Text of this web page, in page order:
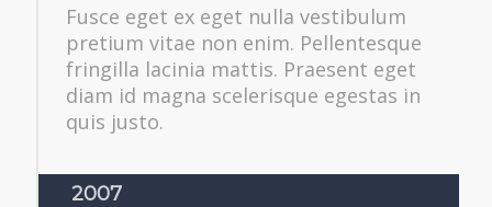
Fusce eget ex eget nulla vestibulum
pretium vitae non enim. Pellentesque
fringilla lacinia mattis. Praesent eget
diam id magna scelerisque egestas in
quis justo.
2007